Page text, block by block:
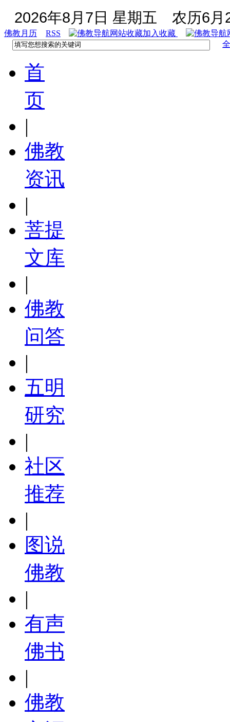
2026年8月7日 星期五 农历6月
佛教月历 RSS
加入收藏
首
页
|
佛教
资讯
|
菩提
文库
|
佛教
问答
|
五明
研究
|
社区
推荐
|
图说
佛教
|
有声
佛书
|
佛教